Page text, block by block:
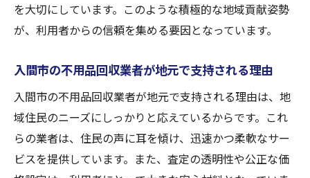
を大切にしています。このような積極的な地域貢献姿勢
が、利用者からの信頼を集める要因となっています。
入間市の不用品回収業者が地元で支持される理由
入間市の不用品回収業者が地元で支持される理由は、地
域住民のニーズにしっかりと応えているからです。これ
らの業者は、住民の声に耳を傾け、迅速かつ柔軟なサー
ビスを提供しています。また、査定の透明性や公正な価